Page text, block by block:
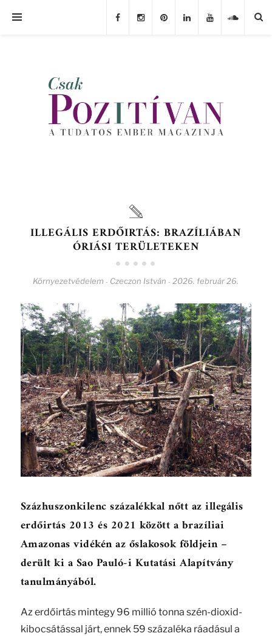
ILLEGÁLIS ERDŐIRTÁS: BRAZÍLIÁBAN
ÓRIÁSI TERÜLETEKEN
Környezetvédelem - Czeczon István - 2026. február 26.
Százhuszonkilenc százalékkal nőtt az illegális
erdőirtás 2013 és 2021 között a brazíliai
Amazonas vidékén az őslakosok földjein –
derült ki a Sao Pauló-i Kutatási Alapítvány
tanulmányából.
Az erdőirtás mintegy 96 millió tonna szén-dioxid-
kibocsátással járt, ennek 59 százaléka ráadásul a